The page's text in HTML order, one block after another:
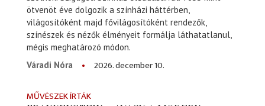
ötvenöt éve dolgozik a színházi háttérben,
világosítóként majd fővilágosítóként rendezők,
színészek és nézők élményeit formálja láthatatlanul,
mégis meghatározó módon.
Váradi Nóra
2026. december 10.
MŰVÉSZEK ÍRTÁK